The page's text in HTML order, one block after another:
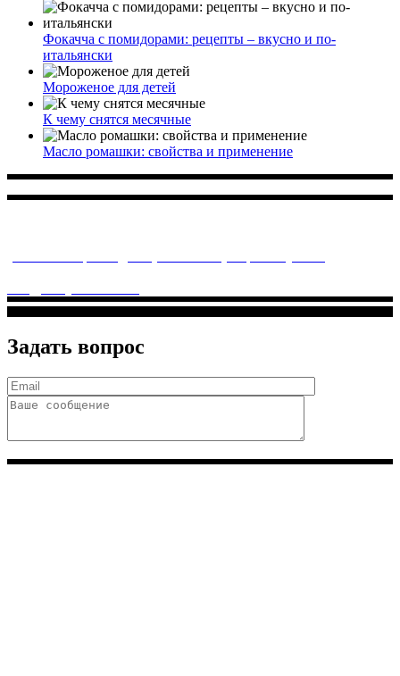
Фокачча с помидорами: рецепты – вкусно и по-
итальянски
Мороженое для детей
К чему снятся месячные
Масло ромашки: свойства и применение
Задать вопрос